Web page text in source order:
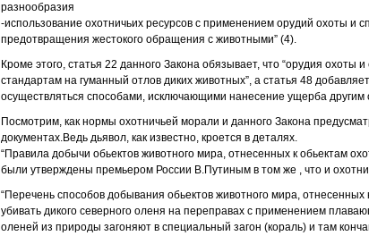
разнообразия
-использование охотничьих ресурсов с применением орудий охоты и
предотвращения жестокого обращения с животными” (4).
Кроме этого, статья 22 данного Закона обязывает, что “орудия
стандартам на гуманный отлов диких животных”, а статья 48
осуществляться способами, исключающими нанесение ущерба другим
Посмотрим, как нормы охотничьей морали и данного Закона
документах.Ведь дьявол, как известно, кроется в деталях.
“Правила добычи обьектов животного мира, отнесенных к обьектам
были утверждены премьером России В.Путиным в том же , что и
“Перечень способов добывания обьектов животного мира,
убивать дикого северного оленя на переправах с применением
оленей из природы загоняют в специальный загон (кораль) и там